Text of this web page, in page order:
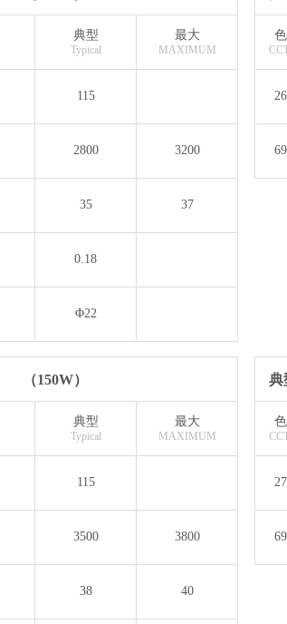
典型
Typical
最大
MAXIMUM
115
2800 3200
35 37
0.18
Φ22
（150W）
典型
Typical
最大
MAXIMUM
115
3500 3800
38 40
典